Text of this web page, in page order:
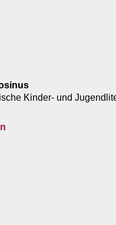
Kinder- und